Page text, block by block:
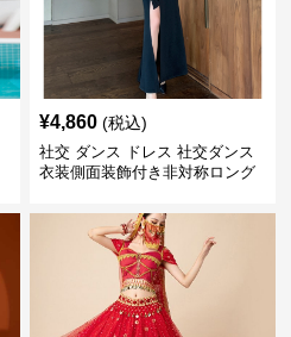
¥4,860 (税込)
社交 ダンス ドレス 社交ダンス
衣装側面装飾付き非対称ロング